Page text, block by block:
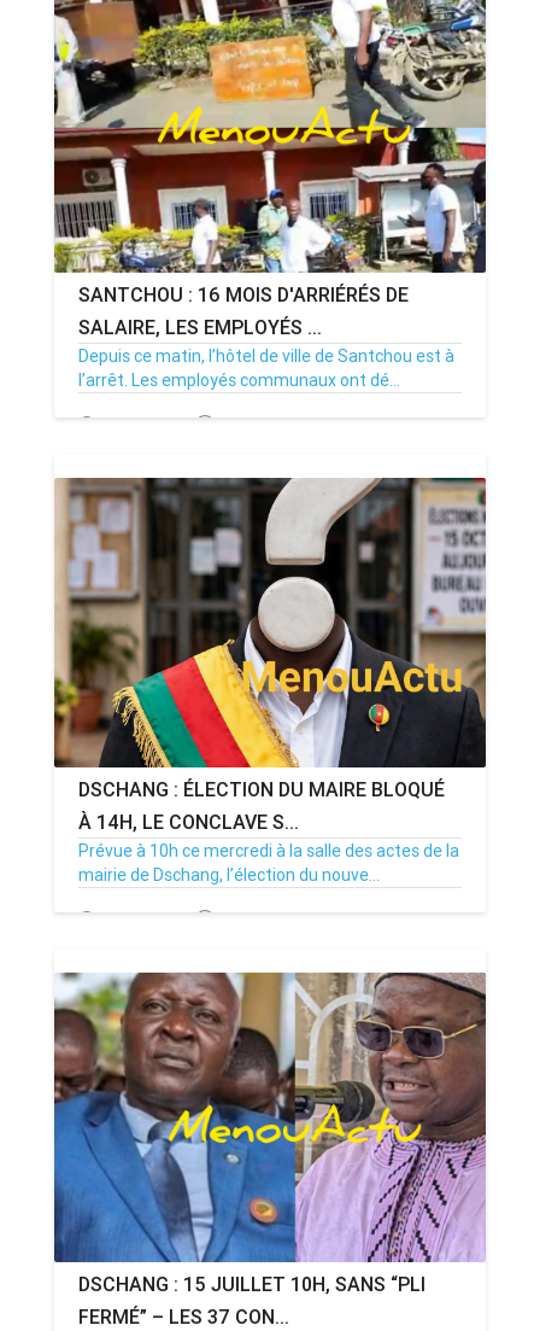
SANTCHOU : 16 MOIS D'ARRIÉRÉS DE
SALAIRE, LES EMPLOYÉS ...
Depuis ce matin, l’hôtel de ville de Santchou est à
l’arrêt. Les employés communaux ont dé...
20/07/26 Par MenouActu 0
DSCHANG : ÉLECTION DU MAIRE BLOQUÉ
À 14H, LE CONCLAVE S...
Prévue à 10h ce mercredi à la salle des actes de la
mairie de Dschang, l’élection du nouve...
15/07/26 Par MenouActu 0
DSCHANG : 15 JUILLET 10H, SANS “PLI
FERMÉ” – LES 37 CON...